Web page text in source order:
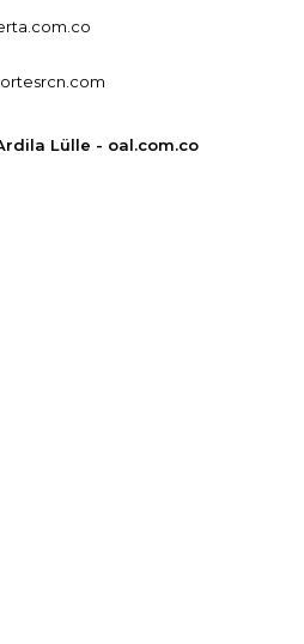
Lülle - oal.com.co